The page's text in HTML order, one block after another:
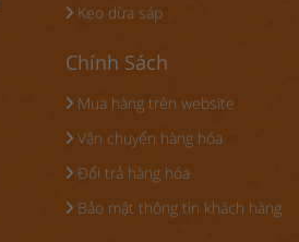
Kẹo dừa sáp
Chính Sách
Mua hàng trên website
Vận chuyển hàng hóa
Đổi trả hàng hóa
Bảo mật thông tin khách hàng